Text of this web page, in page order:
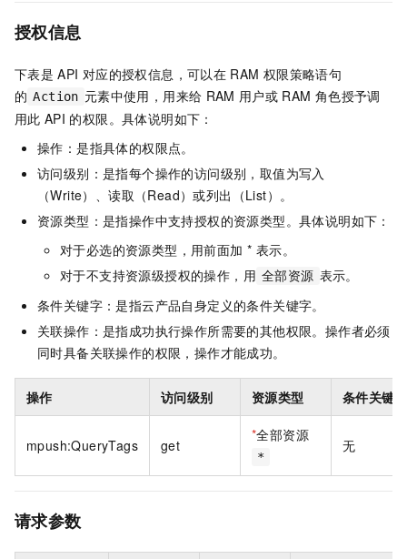
授权信息
下表是 API 对应的授权信息，可以在 RAM 权限策略语句
的 Action 元素中使用，用来给 RAM 用户或 RAM 角色授予调
用此 API 的权限。具体说明如下：
操作：是指具体的权限点。
访问级别：是指每个操作的访问级别，取值为写入
（Write）、读取（Read）或列出（List）。
资源类型：是指操作中支持授权的资源类型。具体说明如下：
对于必选的资源类型，用前面加 * 表示。
对于不支持资源级授权的操作，用 全部资源 表示。
条件关键字：是指云产品自身定义的条件关键字。
关联操作：是指成功执行操作所需要的其他权限。操作者必须
同时具备关联操作的权限，操作才能成功。
操作 访问级别 资源类型 条件关键字
mpush:QueryTags get
*全部资源
*
无
请求参数